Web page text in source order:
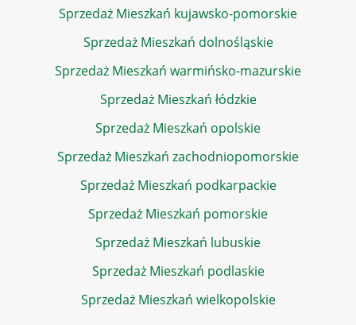
Sprzedaż Mieszkań kujawsko-pomorskie
Sprzedaż Mieszkań dolnośląskie
Sprzedaż Mieszkań warmińsko-mazurskie
Sprzedaż Mieszkań łódzkie
Sprzedaż Mieszkań opolskie
Sprzedaż Mieszkań zachodniopomorskie
Sprzedaż Mieszkań podkarpackie
Sprzedaż Mieszkań pomorskie
Sprzedaż Mieszkań lubuskie
Sprzedaż Mieszkań podlaskie
Sprzedaż Mieszkań wielkopolskie